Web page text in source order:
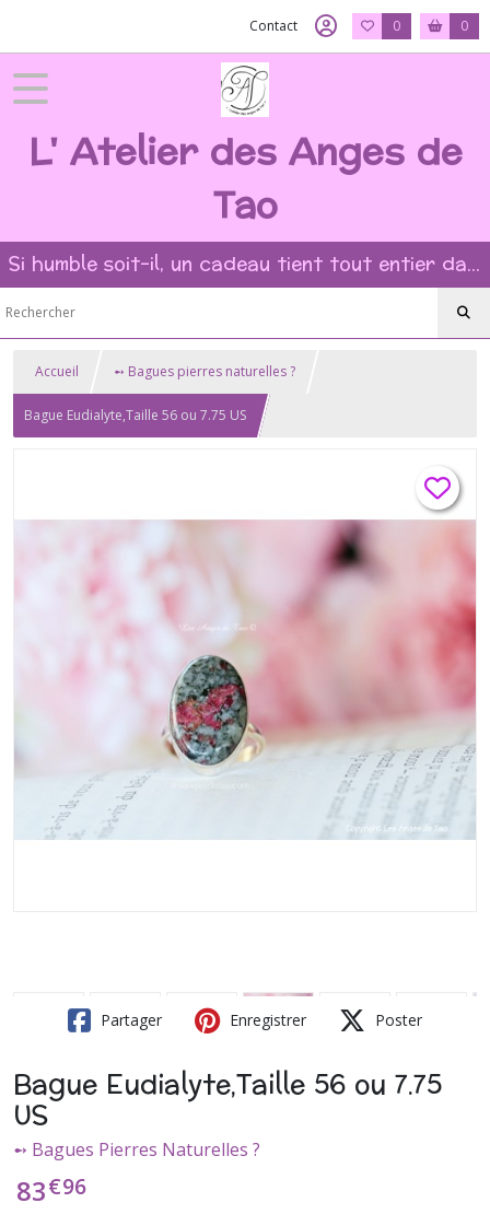
Contact 0 0
L' Atelier des Anges de
Tao
Si humble soit-il, un cadeau tient tout entier dans l'intention et la beauté du geste ?
Accueil ➻ Bagues pierres naturelles ?
Bague Eudialyte,Taille 56 ou 7.75 US
Partager Enregistrer Poster
Bague Eudialyte,Taille 56 ou 7.75
US
➻ Bagues Pierres Naturelles ?
83€96